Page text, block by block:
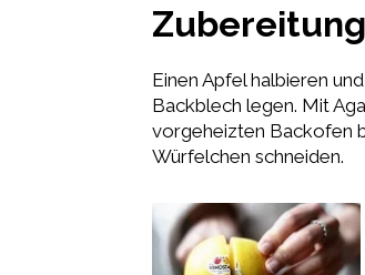
Zubereitung
Einen Apfel halbieren
Backblech legen. Mit
vorgeheizten Backofen
Würfelchen schneiden.